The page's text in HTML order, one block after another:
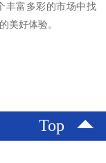
丰富多彩的市场中找
美好体验。
Top